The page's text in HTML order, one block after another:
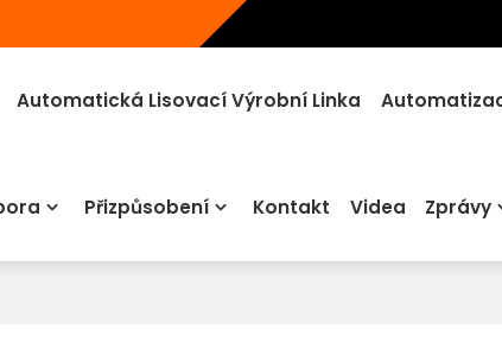
Automatická Lisovací Výrobní Linka
Přizpůsobení Kontakt Videa Zprávy